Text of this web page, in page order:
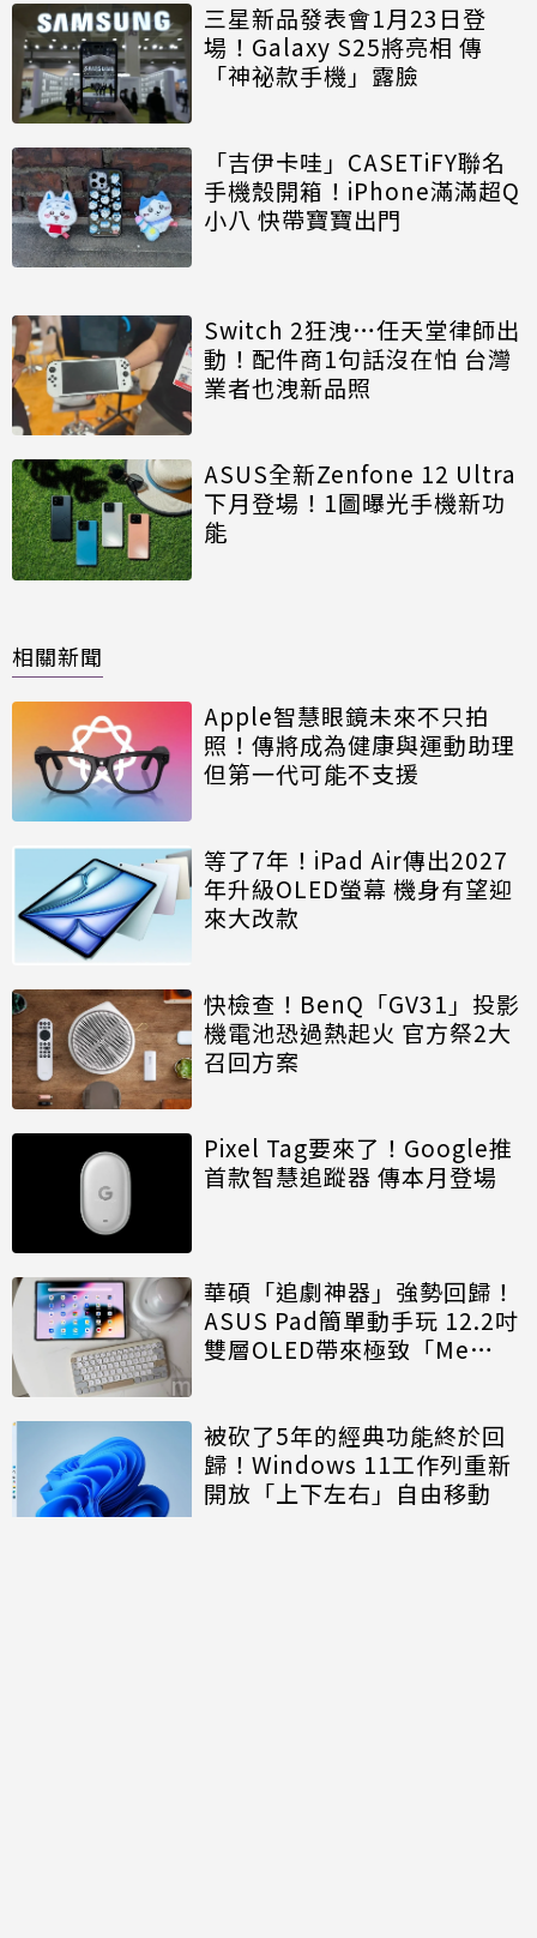
三星新品發表會1月23日登
場！Galaxy S25將亮相 傳
「神祕款手機」露臉
「吉伊卡哇」CASETiFY聯名
手機殼開箱！iPhone滿滿超Q
小八 快帶寶寶出門
Switch 2狂洩…任天堂律師出
動！配件商1句話沒在怕 台灣
業者也洩新品照
ASUS全新Zenfone 12 Ultra
下月登場！1圖曝光手機新功
能
相關新聞
Apple智慧眼鏡未來不只拍
照！傳將成為健康與運動助理
但第一代可能不支援
等了7年！iPad Air傳出2027
年升級OLED螢幕 機身有望迎
來大改款
快檢查！BenQ「GV31」投影
機電池恐過熱起火 官方祭2大
召回方案
Pixel Tag要來了！Google推
首款智慧追蹤器 傳本月登場
華碩「追劇神器」強勢回歸！
ASUS Pad簡單動手玩 12.2吋
雙層OLED帶來極致「Me
被砍了5年的經典功能終於回
歸！Windows 11工作列重新
開放「上下左右」自由移動